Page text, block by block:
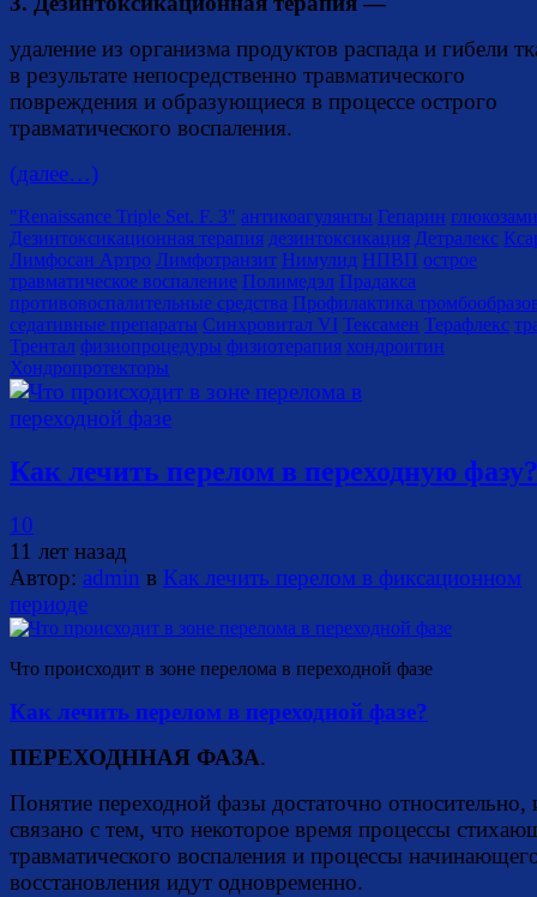
удаление из организма продуктов распада и гибели
в результате непосредственно травматического
повреждения и образующиеся в процессе острого
травматического воспаления.
(далее…)
"Renaissance Triple Set. F. 3" антикоагулянты Гепарин
Дезинтоксикационная терапия дезинтоксикация Детралекс
Лимфосан Артро Лимфотранзит Нимулид НПВП острое
травматическое воспаление Полимедэл Прадакса
противовоспалительные средства Профилактика
седативные препараты Синхровитал VI Тексамен Терафлекс
Трентал физиопроцедуры физиотерапия хондроитин
Хондропротекторы
Как лечить перелом в переходную фазу?
10
11 лет назад
Автор: admin в Как лечить перелом в фиксационном
периоде
Что происходит в зоне перелома в переходной фазе
Как лечить перелом в переходной фазе?
ПЕРЕХОДННАЯ ФАЗА.
Понятие переходной фазы достаточно относительно,
связано с тем, что некоторое время процессы
травматического воспаления и процессы
восстановления идут одновременно.